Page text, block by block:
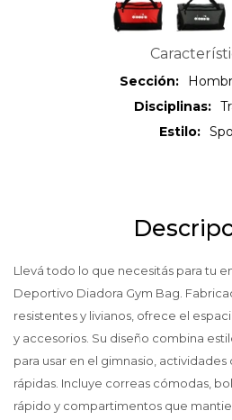
Sección
Disciplinas
Estilo
Llevá todo lo que necesitás para tu
Deportivo Diadora Gym Bag.
resistentes y livianos, ofrece el
y accesorios. Su diseño combina
para usar en el gimnasio, actividades
rápidas. Incluye correas cómodas,
rápido y compartimentos que